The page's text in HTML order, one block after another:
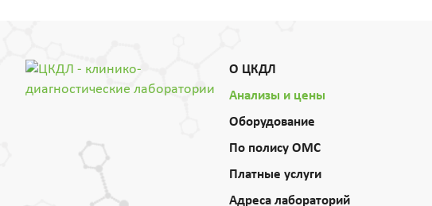
О ЦКДЛ
Анализы и цены
Оборудование
По полису ОМС
Платные услуги
Адреса лабораторий